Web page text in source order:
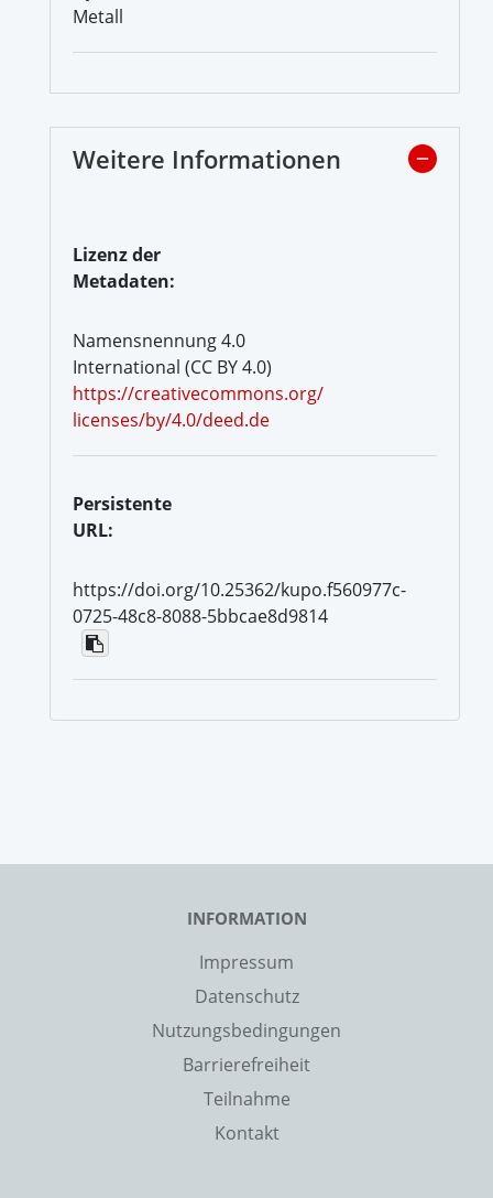
Metall
Weitere Informationen
Lizenz der
Metadaten:
Namensnennung 4.0
International (CC BY 4.0)
https://creativecommons.org/
licenses/by/4.0/deed.de
Persistente
URL:
https://doi.org/10.25362/kupo.f560977c-
0725-48c8-8088-5bbcae8d9814
INFORMATION
Impressum
Datenschutz
Nutzungsbedingungen
Barrierefreiheit
Teilnahme
Kontakt